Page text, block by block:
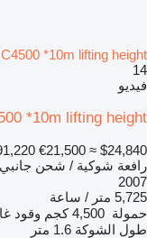
*10m lifting height!*
14
فيديو
*10m lifting height!*
€21,500 ≈ $24,840
رافعة شوكية / شحن جانبي
2007
5,725 متر / ساعة
حمولة 4,500 كجم وقود
طول الشوكة 1.6 متر